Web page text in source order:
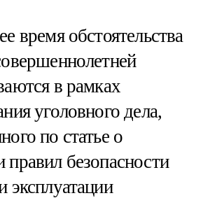
время обстоятельства
в рамках
уголовного дела,
по статье о
безопасности
эксплуатации